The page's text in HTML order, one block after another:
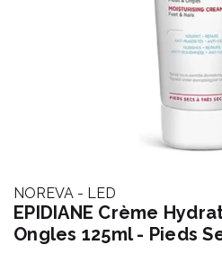
NOREVA - LED
EPIDIANE Crème
Ongles 125ml - Pieds